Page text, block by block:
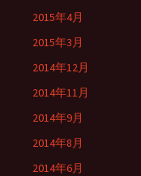
2015年4月
2015年3月
2014年12月
2014年11月
2014年9月
2014年8月
2014年6月